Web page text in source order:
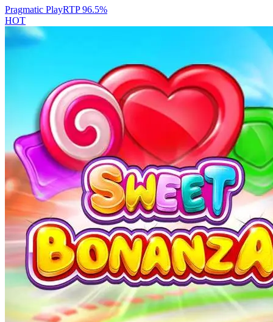
Pragmatic PlayRTP96.5%
HOT